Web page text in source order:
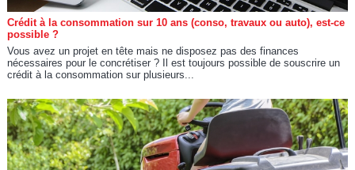
Crédit à la consommation sur 10 ans (conso, travaux ou auto), est-ce
possible ?
Vous avez un projet en tête mais ne disposez pas des finances
nécessaires pour le concrétiser ? Il est toujours possible de souscrire un
crédit à la consommation sur plusieurs...